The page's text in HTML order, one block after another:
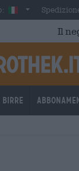
Italian
Il
birre